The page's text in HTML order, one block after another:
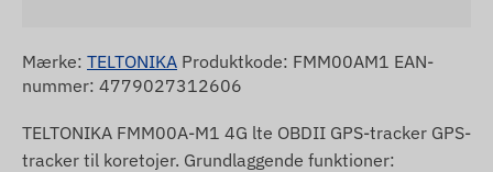
Mærke: TELTONIKA Produktkode: FMM00AM1 EAN-
nummer: 4779027312606
TELTONIKA FMM00A-M1 4G lte OBDII GPS-tracker GPS-
tracker til koretojer. Grundlaggende funktioner: